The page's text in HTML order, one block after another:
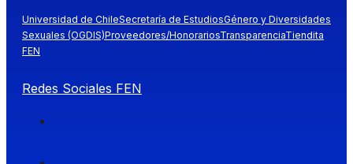
Universidad de ChileSecretaría de EstudiosGénero y Diversidades
Sexuales (OGDIS)Proveedores/HonorariosTransparenciaTiendita
FEN
Redes Sociales FEN